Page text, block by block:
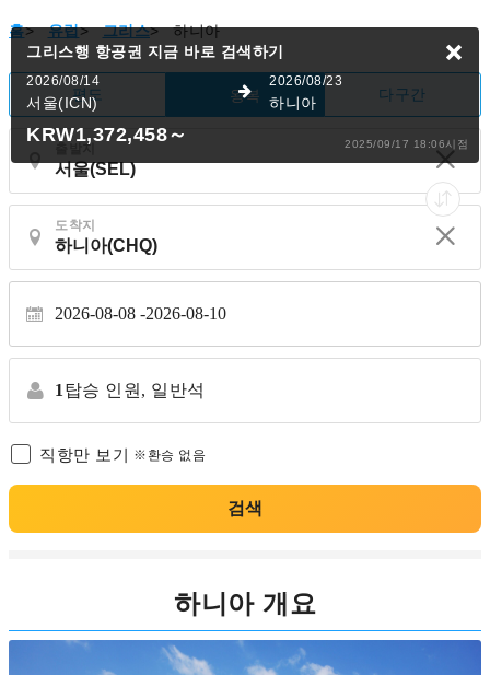
홈> 유럽> 그리스> 하니아
편도 왕복 다구간
출발지
도착지
2026-08-08 2026-08-10
1 탑승 인원, 일반석
직항만 보기 ※환승 없음
검색
그리스행 항공권 지금 바로 검색하기
2026/08/14
서울(ICN)
2026/08/23
하니아
KRW1,372,458～ 2025/09/17 18:06시점
하니아 개요